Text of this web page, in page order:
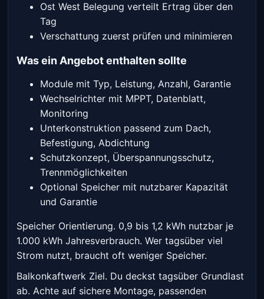
Ost West Belegung verteilt Ertrag über den
Tag
Verschattung zuerst prüfen und minimieren
Was ein Angebot enthalten sollte
Module mit Typ, Leistung, Anzahl, Garantie
Wechselrichter mit MPPT, Datenblatt,
Monitoring
Unterkonstruktion passend zum Dach,
Befestigung, Abdichtung
Schutzkonzept, Überspannungsschutz,
Trennmöglichkeiten
Optional Speicher mit nutzbarer Kapazität
und Garantie
Speicher Orientierung. 0,9 bis 1,2 kWh nutzbar je
1.000 kWh Jahresverbrauch. Wer tagsüber viel
Strom nutzt, braucht oft weniger Speicher.
Balkonkaftwerk Ziel. Du deckst tagsüber Grundlast
ab. Achte auf sichere Montage, passenden